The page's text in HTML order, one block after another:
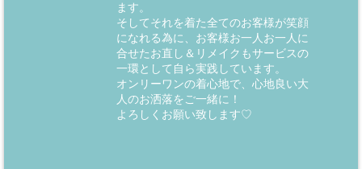
ます。
そしてそれを着た全てのお客様が笑顔
になれる為に、お客様お一人お一人に
合せたお直し＆リメイクもサービスの
一環として自ら実践しています。
オンリーワンの着心地で、心地良い大
人のお洒落をご一緒に！
よろしくお願い致します♡